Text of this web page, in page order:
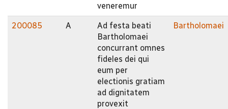
veneremur
200085 A
Ad festa beati
Bartholomaei
concurrant omnes
fideles dei qui
eum per
electionis gratiam
ad dignitatem
provexit
Bartholomaei